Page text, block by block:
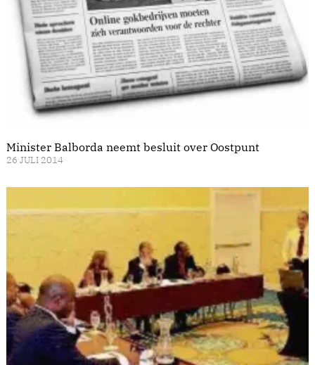
Minister Balborda neemt besluit over Oostpunt
26 JULI 2014